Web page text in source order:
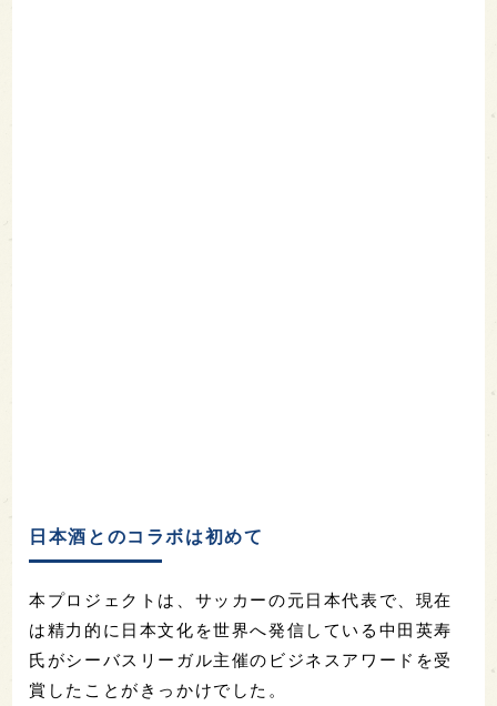
日本酒とのコラボは初めて
本プロジェクトは、サッカーの元日本代表で、現在
は精力的に日本文化を世界へ発信している中田英寿
氏がシーバスリーガル主催のビジネスアワードを受
賞したことがきっかけでした。